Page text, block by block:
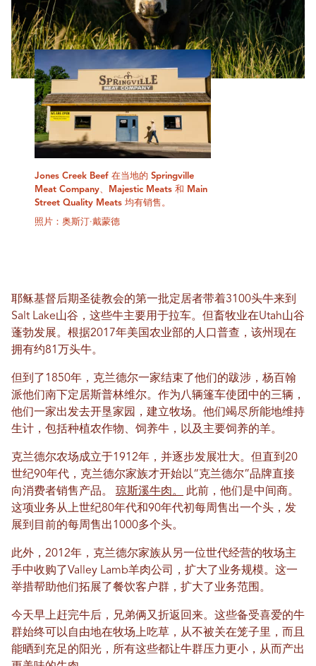
Jones Creek Beef 在当地的 Springville
Meat Company、Majestic Meats 和 Main
Street Quality Meats 均有销售。
照片：奥斯汀·戴蒙德
耶稣基督后期圣徒教会的第一批定居者带着3100头牛来到
Salt Lake山谷，这些牛主要用于拉车。但畜牧业在Utah山谷
蓬勃发展。根据2017年美国农业部的人口普查，该州现在
拥有约81万头牛。
但到了1850年，克兰德尔一家结束了他们的跋涉，杨百翰
派他们南下定居斯普林维尔。作为八辆篷车使团中的三辆，
他们一家出发去开垦家园，建立牧场。他们竭尽所能地维持
生计，包括种植农作物、饲养牛，以及主要饲养的羊。
克兰德尔农场成立于1912年，并逐步发展壮大。但直到20
世纪90年代，克兰德尔家族才开始以“克兰德尔”品牌直接
向消费​​者销售产品。 琼斯溪牛肉。
此前，他们是中间商。
这项业务从上世纪80年代和90年代初每周售出一个头，发
展到目前的每周售出1000多个头。
此外，2012年，克兰德尔家族从另一位世代经营的牧场主
手中收购了Valley Lamb羊肉公司，扩大了业务规模。这一
举措帮助他们拓展了餐饮客户群，扩大了业务范围。
今天早上赶完牛后，兄弟俩又折返回来。这些备受喜爱的牛
群始终可以自由地在牧场上吃草，从不被关在笼子里，而且
能晒到充足的阳光，所有这些都让牛群压力更小，从而产出